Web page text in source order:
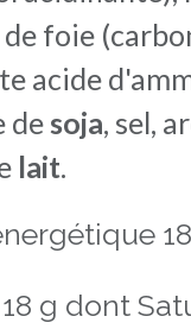
foie
acide
desoja, sel,
lait.
g dont